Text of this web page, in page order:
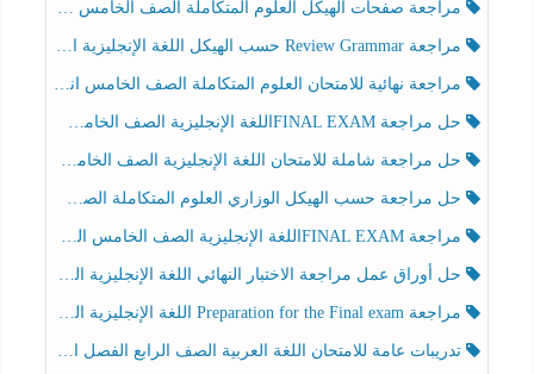
مراجعة صفحات الهيكل العلوم المتكاملة الصف الخامس انسبير الفصل الثالث
مراجعة Review Grammar حسب الهيكل اللغة الإنجليزية الصف الخامس الفصل الثالث
مراجعة نهائية للامتحان العلوم المتكاملة الصف الخامس انسبير الفصل الثالث
حل مراجعة FINAL EXAMاللغة الإنجليزية الصف الخامس الفصل الثالث
حل مراجعة شاملة للامتحان اللغة الإنجليزية الصف الخامس الفصل الثالث
حل مراجعة حسب الهيكل الوزاري العلوم المتكاملة الصف الخامس عام الفصل الثالث
مراجعة FINAL EXAMاللغة الإنجليزية الصف الخامس الفصل الثالث
حل أوراق عمل مراجعة الاختبار النهائي اللغة الإنجليزية الصف الرابع الفصل الثالث
مراجعة Preparation for the Final exam اللغة الإنجليزية الصف الرابع الفصل الثالث
تدريبات عامة للامتحان اللغة العربية الصف الرابع الفصل الثالث